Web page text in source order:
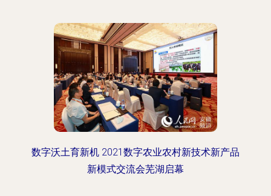
数字沃土育新机 2021数字农业农村新技术新产品
新模式交流会芜湖启幕